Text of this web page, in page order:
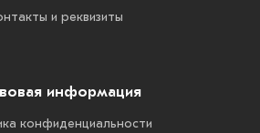
и реквизиты
информация
конфиденциальности